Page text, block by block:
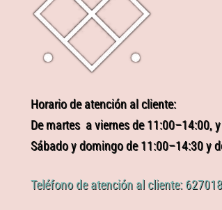
Horario de atención al cliente:
De martes a viernes de 11:00–14:00,
Sábado y domingo de 11:00–14:30 y
Teléfono de atención al cliente: